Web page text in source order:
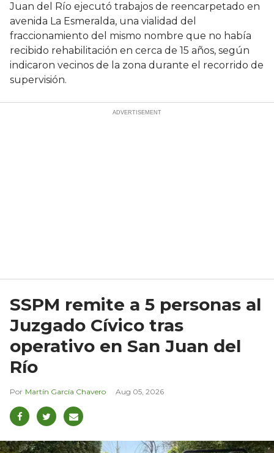
Juan del Río ejecutó trabajos de reencarpetado en
avenida La Esmeralda, una vialidad del
fraccionamiento del mismo nombre que no había
recibido rehabilitación en cerca de 15 años, según
indicaron vecinos de la zona durante el recorrido de
supervisión.
SSPM remite a 5 personas al
Juzgado Cívico tras
operativo en San Juan del
Río
Martín García Chavero Aug 05, 2026